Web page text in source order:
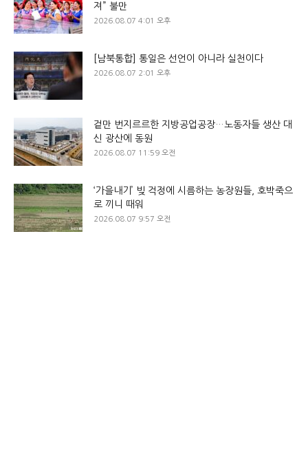
져” 불만
2026.08.07 4:01 오후
[남북통합] 통일은 선언이 아니라 실천이다
2026.08.07 2:01 오후
겉만 번지르르한 지방공업공장…노동자들 생산 대
신 광산에 동원
2026.08.07 11:59 오전
‘가을내기’ 빚 걱정에 시름하는 농장원들, 호박죽으
로 끼니 때워
2026.08.07 9:57 오전